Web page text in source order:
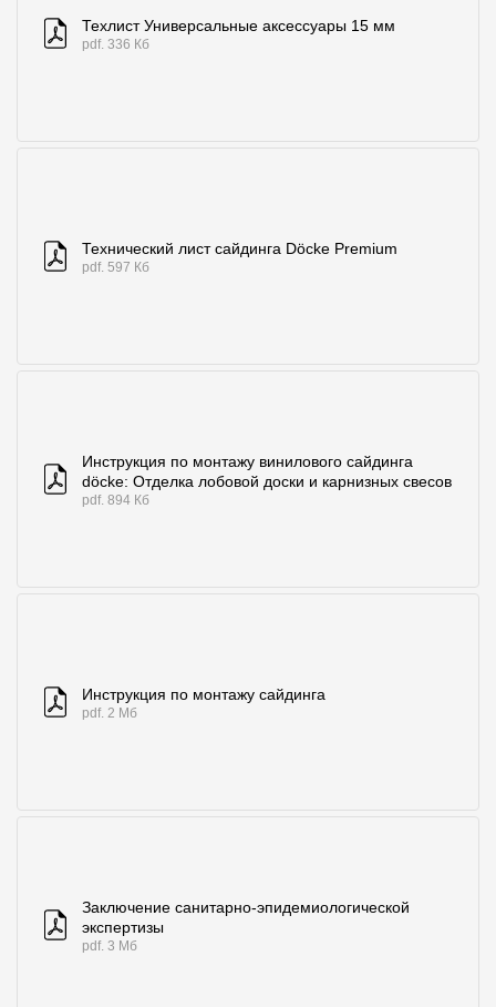
Техлист Универсальные аксессуары 15 мм
pdf. 336 Кб
Технический лист сайдинга Döcke Premium
pdf. 597 Кб
Инструкция по монтажу винилового сайдинга
döcke: Отделка лобовой доски и карнизных свесов
pdf. 894 Кб
Инструкция по монтажу сайдинга
pdf. 2 Мб
Заключение санитарно-эпидемиологической
экспертизы
pdf. 3 Мб